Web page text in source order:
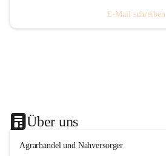
E-Mail schreiben
Über uns
Agrarhandel und Nahversorger